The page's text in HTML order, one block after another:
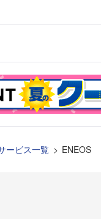
ービス一覧 ENEOS